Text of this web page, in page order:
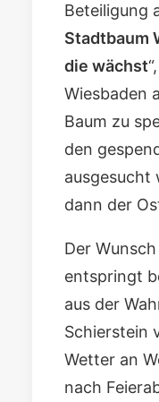
Beteiligung
Stadtbaum
die wächst
Wiesbaden
Baum zu
den
ausgesucht
dann der
Der
entspringt
aus der
Schierstein
Wetter an
nach